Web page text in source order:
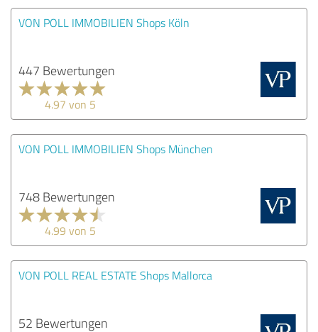
VON POLL IMMOBILIEN Shops Köln
447 Bewertungen
4.97 von 5
VON POLL IMMOBILIEN Shops München
748 Bewertungen
4.99 von 5
VON POLL REAL ESTATE Shops Mallorca
52 Bewertungen